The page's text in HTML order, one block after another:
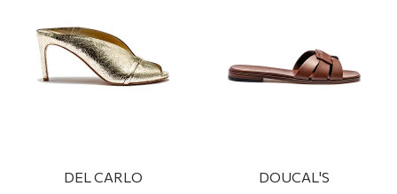
DEL CARLO DOUCAL'S